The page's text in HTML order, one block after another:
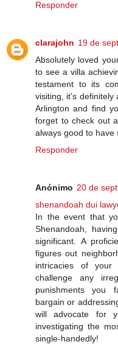
Responder
clarajohn 19 de
Absolutely loved
to see a villa
testament to its
visiting, it’s
Arlington and find
forget to check out
always good to have
Responder
Anónimo 20 de
shenandoah dui
In the event that
Shenandoah,
significant. A
figures out
intricacies of
challenge any
punishments you
bargain or
will advocate for
investigating the
single-handedly!